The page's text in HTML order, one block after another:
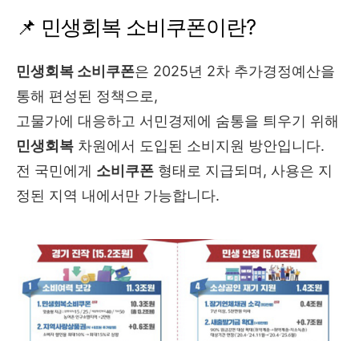
📌 민생회복 소비쿠폰이란?
민생회복 소비쿠폰은 2025년 2차 추가경정예산을
통해 편성된 정책으로,
고물가에 대응하고 서민경제에 숨통을 틔우기 위해
민생회복 차원에서 도입된 소비지원 방안입니다.
전 국민에게 소비쿠폰 형태로 지급되며, 사용은 지
정된 지역 내에서만 가능합니다.